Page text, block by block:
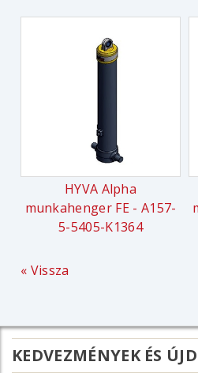
HYVA Alpha
munkahenger FE - A157-
5-5405-K1364
« Vissza
KEDVEZMÉNYEK ÉS